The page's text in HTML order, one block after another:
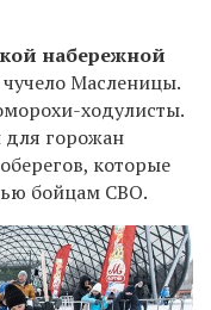
набережной
Масленицы.
ходулисты.
для горожан
которые
бойцам СВО.